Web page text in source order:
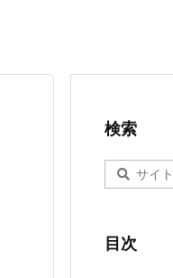
検索
目次